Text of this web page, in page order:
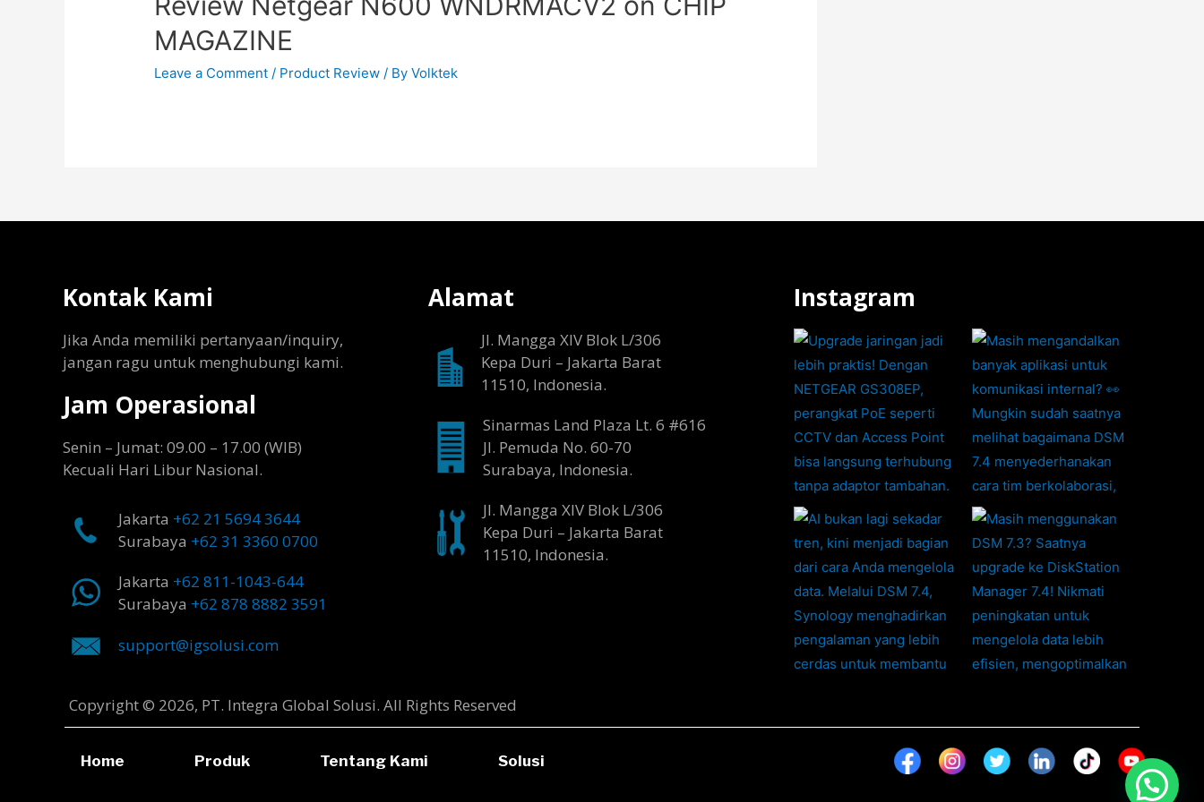
MAGAZINE
Leave a Comment / Product Review / ByVolktek
Kontak Kami
Jika Anda memiliki pertanyaan/inquiry,
jangan ragu untuk menghubungi kami.
Jam Operasional
Senin – Jumat: 09.00 – 17.00 (WIB)
Kecuali Hari Libur Nasional.
Jakarta +62 21 5694 3644
Surabaya +62 31 3360 0700
Jakarta +62 811-1043-644
Surabaya +62 878 8882 3591
support@igsolusi.com
Alamat
Jl. Mangga XIV Blok L/306
Kepa Duri – Jakarta Barat
11510, Indonesia.
Sinarmas Land Plaza Lt. 6 #616
Jl. Pemuda No. 60-70
Surabaya, Indonesia.
Jl. Mangga XIV Blok L/306
Kepa Duri – Jakarta Barat
11510, Indonesia.
Instagram
Copyright © 2026, PT. Integra Global Solusi. All Rights Reserved
Home Produk Tentang Kami Solusi